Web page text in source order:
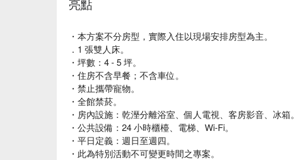
亮點
・本方案不分房型，實際入住以現場安排房型為主。
．1 張雙人床。
・坪數：4 - 5 坪。
・住房不含早餐；不含車位。
・禁止攜帶寵物。
・全館禁菸。
・房內設施：乾溼分離浴室、個人電視、客房影音、冰箱。
・公共設備：24 小時櫃檯、電梯、Wi-Fi。
・平日定義：週日至週四。
・此為特別活動不可變更時間之專案。